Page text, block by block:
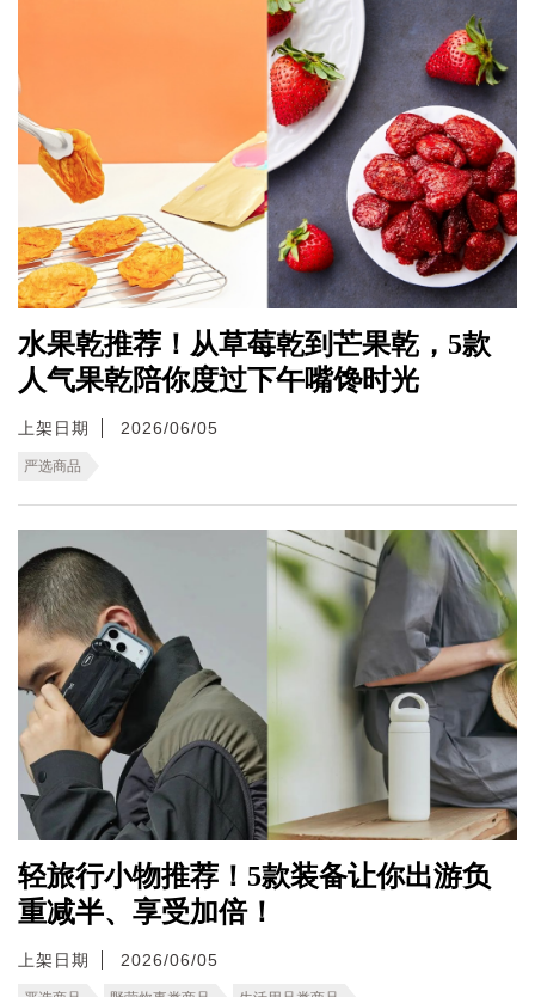
水果乾推荐！从草莓乾到芒果乾，5款
人气果乾陪你度过下午嘴馋时光
上架日期 2026/06/05
严选商品
轻旅行小物推荐！5款装备让你出游负
重减半、享受加倍！
上架日期 2026/06/05